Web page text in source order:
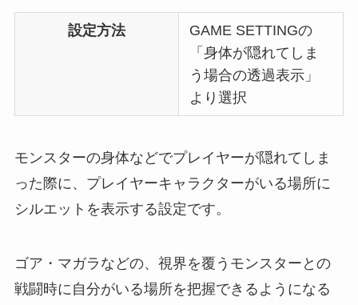
設定方法
GAME SETTINGの
「身体が隠れてしま
う場合の透過表示」
より選択
モンスターの身体などでプレイヤーが隠れてしま
った際に、プレイヤーキャラクターがいる場所に
シルエットを表示する設定です。
ゴア・マガラなどの、視界を覆うモンスターとの
戦闘時に自分がいる場所を把握できるようになる